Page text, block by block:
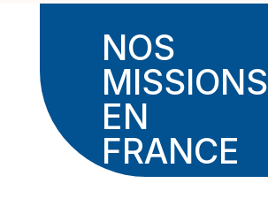
NOS
MISSIONS
EN
FRANCE